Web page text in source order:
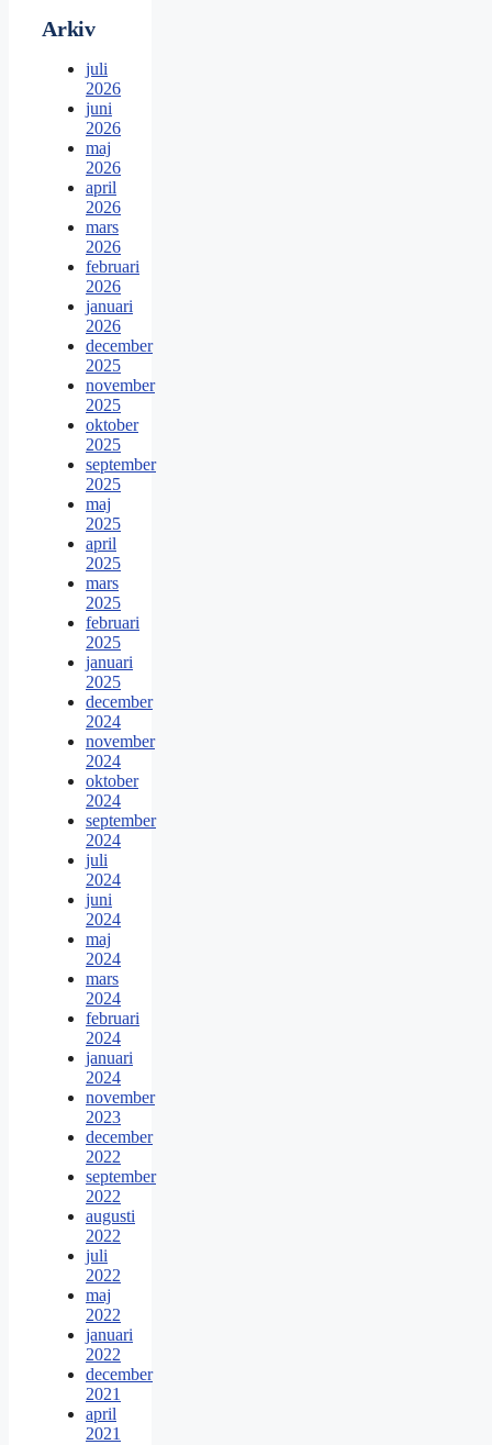
Arkiv
juli
2026
juni
2026
maj
2026
april
2026
mars
2026
februari
2026
januari
2026
december
2025
november
2025
oktober
2025
september
2025
maj
2025
april
2025
mars
2025
februari
2025
januari
2025
december
2024
november
2024
oktober
2024
september
2024
juli
2024
juni
2024
maj
2024
mars
2024
februari
2024
januari
2024
november
2023
december
2022
september
2022
augusti
2022
juli
2022
maj
2022
januari
2022
december
2021
april
2021